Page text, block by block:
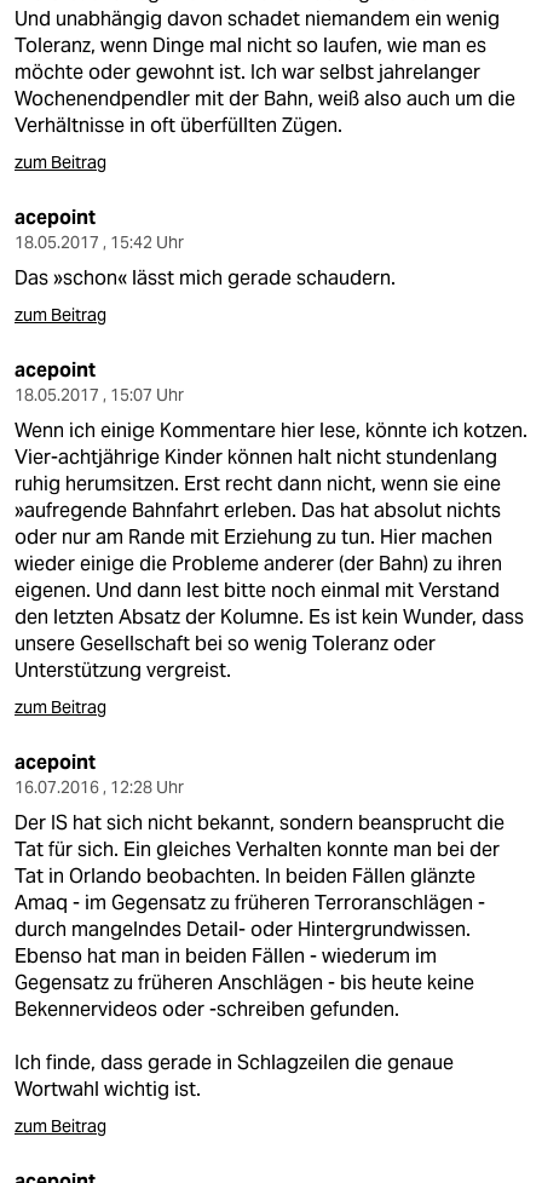
Und unabhängig davon schadet niemandem ein wenig
Toleranz, wenn Dinge mal nicht so laufen, wie man es
möchte oder gewohnt ist. Ich war selbst jahrelanger
Wochenendpendler mit der Bahn, weiß also auch um die
Verhältnisse in oft überfüllten Zügen.
zum Beitrag
acepoint
18.05.2017 , 15:42 Uhr
Das »schon« lässt mich gerade schaudern.
zum Beitrag
acepoint
18.05.2017 , 15:07 Uhr
Wenn ich einige Kommentare hier lese, könnte ich kotzen.
Vier-achtjährige Kinder können halt nicht stundenlang
ruhig herumsitzen. Erst recht dann nicht, wenn sie eine
»aufregende Bahnfahrt erleben. Das hat absolut nichts
oder nur am Rande mit Erziehung zu tun. Hier machen
wieder einige die Probleme anderer (der Bahn) zu ihren
eigenen. Und dann lest bitte noch einmal mit Verstand
den letzten Absatz der Kolumne. Es ist kein Wunder, dass
unsere Gesellschaft bei so wenig Toleranz oder
Unterstützung vergreist.
zum Beitrag
acepoint
16.07.2016 , 12:28 Uhr
Der IS hat sich nicht bekannt, sondern beansprucht die
Tat für sich. Ein gleiches Verhalten konnte man bei der
Tat in Orlando beobachten. In beiden Fällen glänzte
Amaq - im Gegensatz zu früheren Terroranschlägen -
durch mangelndes Detail- oder Hintergrundwissen.
Ebenso hat man in beiden Fällen - wiederum im
Gegensatz zu früheren Anschlägen - bis heute keine
Bekennervideos oder -schreiben gefunden.
Ich finde, dass gerade in Schlagzeilen die genaue
Wortwahl wichtig ist.
zum Beitrag